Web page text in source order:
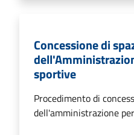
Concessione di
sportive
Procedimento di
dell'amministrazione